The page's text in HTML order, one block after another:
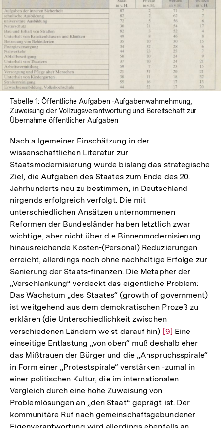
Lightbox
öffnen
Tabelle 1: Öffentliche Aufgaben -Aufgabenwahrnehmung,
Zuweisung der Vollzugsverantwortung und Bereitschaft zur
Übernahme öffentlicher Aufgaben
Nach allgemeiner Einschätzung in der
wissenschaftlichen Literatur zur
Staatsmodernisierung wurde bislang das strategische
Ziel, die Aufgaben des Staates zum Ende des 20.
Jahrhunderts neu zu bestimmen, in Deutschland
nirgends erfolgreich verfolgt. Die mit
unterschiedlichen Ansätzen unternommenen
Reformen der Bundesländer haben letztlich zwar
wichtige, aber nicht über die Binnenmodernisierung
hinausreichende Kosten-(Personal) Reduzierungen
erreicht, allerdings noch ohne nachhaltige Erfolge zur
Sanierung der Staats-finanzen. Die Metapher der
„Verschlankung“ verdeckt das eigentliche Problem:
Das Wachstum „des Staates“ (growth of government)
ist weitgehend aus dem demokratischen Prozeß zu
erklären (die Unterschiedlichkeit zwischen
verschiedenen Ländern weist darauf hin) Zur
Auflösung
der
Fußnote
[9] Eine
einseitige Entlastung „von oben“ muß deshalb eher
das Mißtrauen der Bürger und die „Anspruchsspirale“
in Form einer „Protestspirale“ verstärken -zumal in
einer politischen Kultur, die im internationalen
Vergleich durch eine hohe Zuweisung von
Problemlösungen an „den Staat“ geprägt ist. Der
kommunitäre Ruf nach gemeinschaftsgebundener